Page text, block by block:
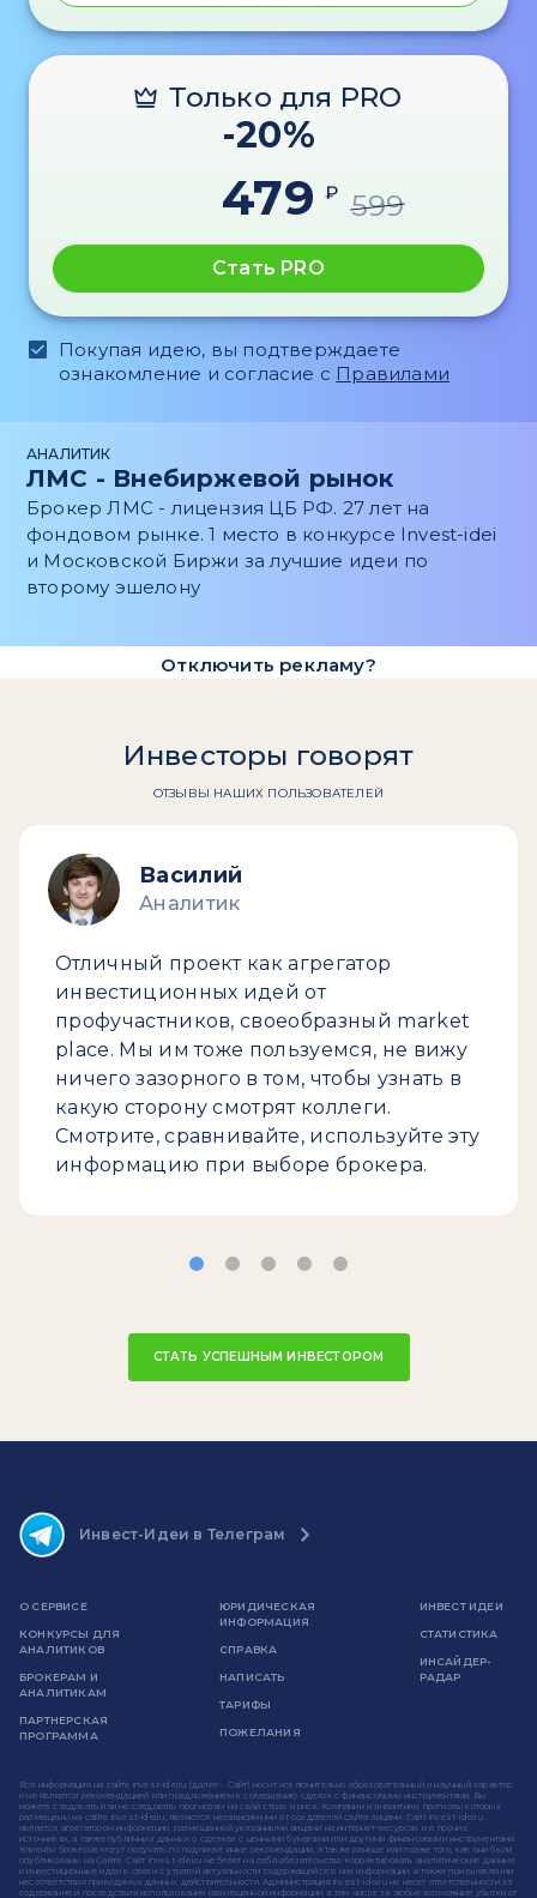
Только для PRO
-20%
479 ₽ 599
Стать PRO
Покупая идею, вы подтверждаете
ознакомление и согласие с Правилами
АНАЛИТИК
ЛМС - Внебиржевой рынок
Брокер ЛМС - лицензия ЦБ РФ. 27 лет на
фондовом рынке. 1 место в конкурсе Invest-idei
и Московской Биржи за лучшие идеи по
второму эшелону
Отключить рекламу?
Инвесторы говорят
ОТЗЫВЫ НАШИХ ПОЛЬЗОВАТЕЛЕЙ
Василий
Аналитик
Отличный проект как агрегатор
инвестиционных идей от
профучастников, своеобразный market
place. Мы им тоже пользуемся, не вижу
ничего зазорного в том, чтобы узнать в
какую сторону смотрят коллеги.
Смотрите, сравнивайте, используйте эту
информацию при выборе брокера.
СТАТЬ УСПЕШНЫМ ИНВЕСТОРОМ
Инвест-Идеи в Телеграм
О СЕРВИСЕ
КОНКУРСЫ ДЛЯ
АНАЛИТИКОВ
БРОКЕРАМ И
АНАЛИТИКАМ
ПАРТНЕРСКАЯ
ПРОГРАММА
ЮРИДИЧЕСКАЯ
ИНФОРМАЦИЯ
СПРАВКА
НАПИСАТЬ
ТАРИФЫ
ПОЖЕЛАНИЯ
ИНВЕСТ ИДЕИ
СТАТИСТИКА
ИНСАЙДЕР-
РАДАР
Вся информация на сайте invest-idei.ru (далее - Сайт) носит исключительно образовательный и научный характер
и не является рекомендацией или предложением к совершению сделок с финансовыми инструментами. Вы
можете следовать или не следовать прогнозам на свой страх и риск. Компании и аналитики, прогнозы которых
размещены на сайте invest-idei.ru, являются независимыми от создателей сайта лицами. Сайт invest-idei.ru
является агрегатором информации, размещенной указанными лицами на интернет-ресурсах и в прочих
источниках, а также публичных данных о сделках с ценными бумагами или другими финансовыми инструментами.
Клиенты брокеров могут получать по подписке иные рекомендации, а также раньше или позже того, как они были
опубликованы на Сайте. Сайт invest-idei.ru не берет на себя обязательство корректировать аналитические данные
и инвестиционные идеи в связи с утратой актуальности содержащейся в них информации, а также при выявлении
несоответствия приводимых данных действительности. Администрация invest-idei.ru не несет ответственности за
содержание и последствия использования размещенной информации, в том числе за любые возможные убытки от